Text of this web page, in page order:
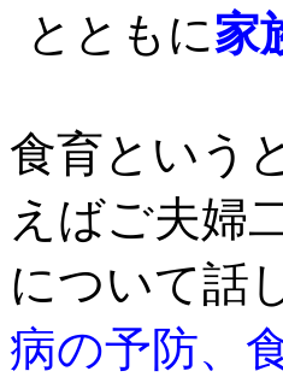
とともに家
食育という
えばご夫婦
について話
病の予防、